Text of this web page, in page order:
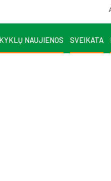
NAUJIENOS SVEIKATA